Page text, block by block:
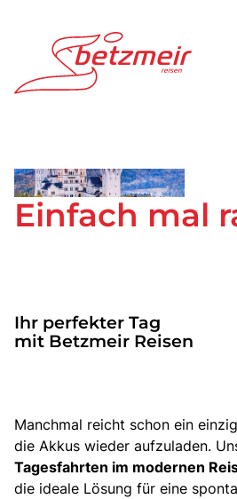
Highlights
Service
Start
Service
Kontakt
Einfach mal
Ihr perfekter Tag
mit Betzmeir Reisen
Manchmal reicht schon ein
die Akkus wieder aufzuladen.
Tagesfahrten im modernen
die ideale Lösung für eine